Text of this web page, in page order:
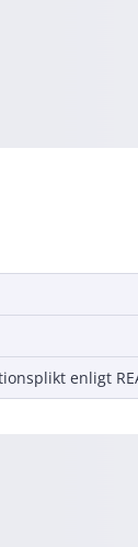
enligt